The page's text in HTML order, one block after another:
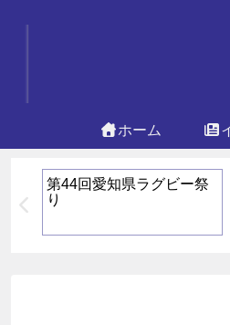
ホーム
第44回愛知県ラグビー祭
り